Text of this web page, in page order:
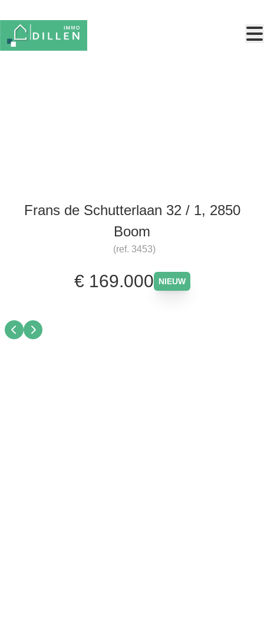
Frans de Schutterlaan 32 / 1, 2850
Boom
(ref. 3453)
€ 169.000 NIEUW